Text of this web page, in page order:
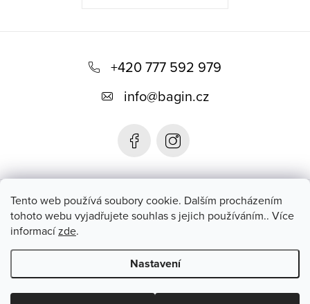
Tento web používá soubory cookie. Dalším procházením
tohoto webu vyjadřujete souhlas s jejich používáním.. Více
informacízde.
Nastavení
+420 777 592 979
info@bagin.cz
Bagin.cz
Instagram
Copyright 2026Bagin.cz. Všechna práva vyhrazena.Upravit
nastavení cookies